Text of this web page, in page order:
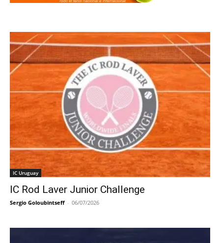
IC Uruguay
IC Rod Laver Junior Challenge
Sergio Goloubintseff - 06/07/2026